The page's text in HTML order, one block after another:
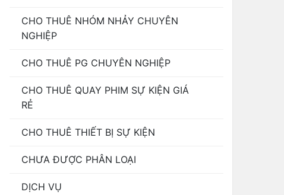
CHO THUÊ NHÓM NHẢY CHUYÊN
NGHIỆP
CHO THUÊ PG CHUYÊN NGHIỆP
CHO THUÊ QUAY PHIM SỰ KIỆN GIÁ
RẺ
CHO THUÊ THIẾT BỊ SỰ KIỆN
CHƯA ĐƯỢC PHÂN LOẠI
DỊCH VỤ